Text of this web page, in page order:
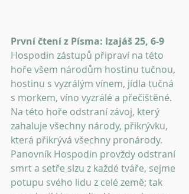
První čtení z Písma: Izajáš 25, 6-9
Hospodin zástupů připraví na této
hoře všem národům hostinu tučnou,
hostinu s vyzrálým vínem, jídla tučná
s morkem, víno vyzrálé a přečištěné.
Na této hoře odstraní závoj, který
zahaluje všechny národy, přikrývku,
která přikrývá všechny pronárody.
Panovník Hospodin provždy odstraní
smrt a setře slzu z každé tváře, sejme
potupu svého lidu z celé země; tak